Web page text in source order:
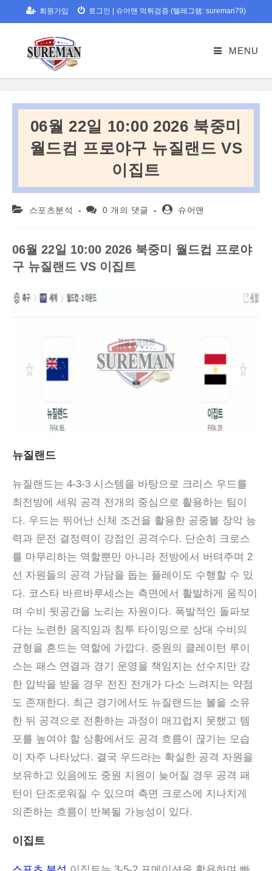
to
회원가입 로그인 슈어맨 먹튀검증 (텔레그램: sureman79)
MENU
06월 22일 10:00 2026 북중미
월드컵 프로야구 뉴질랜드 VS
이집트
Post 스포츠분석
Post0 개의 댓글
Post슈어맨
06월 22일 10:00 2026 북중미 월드컵 프로야
구 뉴질랜드 VS 이집트
뉴질랜드
뉴질랜드는 4-3-3 시스템을 바탕으로 크리스 우드를
최전방에 세워 공격 전개의 중심으로 활용하는 팀이
다. 우드는 뛰어난 신체 조건을 활용한 공중볼 장악 능
력과 문전 결정력이 강점인 공격수다. 단순히 크로스
를 마무리하는 역할뿐만 아니라 전방에서 버텨주며 2
선 자원들의 공격 가담을 돕는 플레이도 수행할 수 있
다. 코스타 바르바루세스는 측면에서 활발하게 움직이
며 수비 뒷공간을 노리는 자원이다. 폭발적인 돌파보
다는 노련한 움직임과 침투 타이밍으로 상대 수비의
균형을 흔드는 역할에 가깝다. 중원의 클레이턴 루이
스는 패스 연결과 경기 운영을 책임지는 선수지만 강
한 압박을 받을 경우 전진 전개가 다소 느려지는 약점
도 존재한다. 최근 경기에서도 뉴질랜드는 볼을 소유
한 뒤 공격으로 전환하는 과정이 매끄럽지 못했고 템
포를 높여야 할 상황에서도 공격 흐름이 끊기는 모습
이 자주 나타났다. 결국 우드라는 확실한 공격 자원을
보유하고 있음에도 중원 지원이 늦어질 경우 공격 패
턴이 단조로워질 수 있으며 측면 크로스에 지나치게
의존하는 흐름이 반복될 가능성이 있다.
이집트